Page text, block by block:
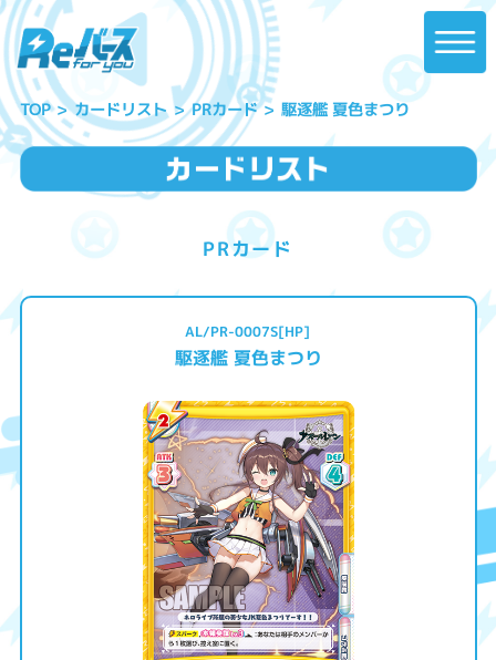
TOP カードリスト PRカード 駆逐艦 夏色まつり
PRカード
AL/PR-0007S[HP]
駆逐艦 夏色まつり